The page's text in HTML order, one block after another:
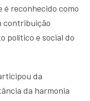
é reconhecido como
contribuição
político e social do
da
da harmonia